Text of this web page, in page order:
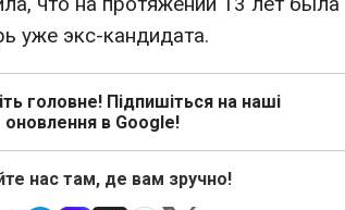
уже экс-кандидата.
головне! Підпишіться на наші
оновлення в Google!
нас там, де вам зручно!